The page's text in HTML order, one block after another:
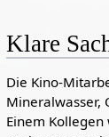
Klare
Die Kino-
Mineralwasser,
Einem